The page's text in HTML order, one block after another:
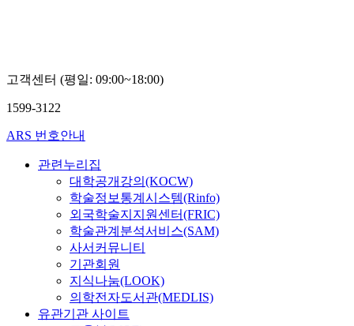
고객센터 (평일: 09:00~18:00)
1599-3122
ARS 번호안내
관련누리집
대학공개강의(KOCW)
학술정보통계시스템(Rinfo)
외국학술지지원센터(FRIC)
학술관계분석서비스(SAM)
사서커뮤니티
기관회원
지식나눔(LOOK)
의학전자도서관(MEDLIS)
유관기관 사이트